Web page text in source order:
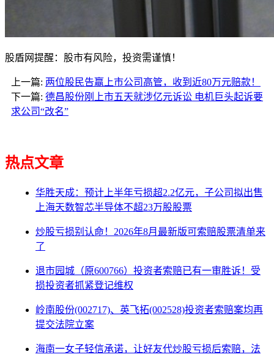
股盾网提醒：股市有风险，投资需谨慎！
上一篇: 两位股民告赢上市公司高管，收到近80万元赔款！
下一篇: 德昌股份刚上市五天就涉亿元诉讼 电机巨头起诉要
求公司“改名”
热点文章
华胜天成：预计上半年亏损超2.2亿元，子公司拟出售
上海天数智芯半导体不超23万股股票
炒股亏损别认命！2026年8月最新版可索赔股票清单来
了
退市园城（原600766）投资者索赔已有一审胜诉！受
损投资者抓紧登记维权
岭南股份(002717)、英飞拓(002528)投资者索赔案均再
提交法院立案
海南一女子轻信承诺，让好友代炒股亏损后索赔，法